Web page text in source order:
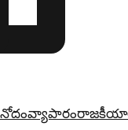
వ్యాపారం